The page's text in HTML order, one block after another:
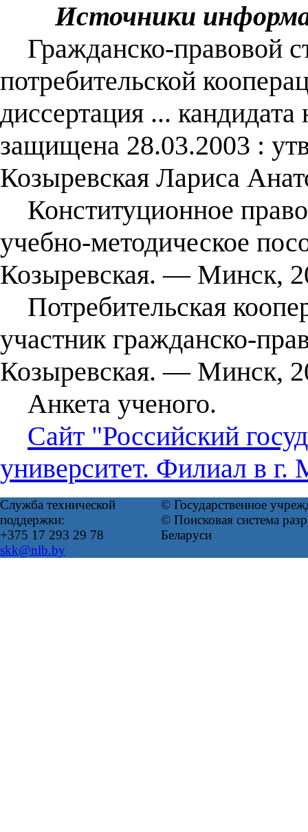
Источники
Гражданско-правовой
потребительской
диссертация ...
защищена 28.03.2003 :
Козыревская Лариса
Конституционное
учебно-методическое
Козыревская. — Минск,
Потребительская
участник гражданско-
Козыревская. — Минск,
Анкета ученого.
Сайт "Российский
университет. Филиал в г.
Служба технической
поддержки:
+375 17 293 29 78
skk@nlb.by
© Государственное
© Поисковая система
Беларуси